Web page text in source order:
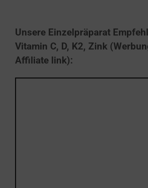
Unsere Einzelpräparat
Vitamin C, D, K2, Zink
Affiliate link):